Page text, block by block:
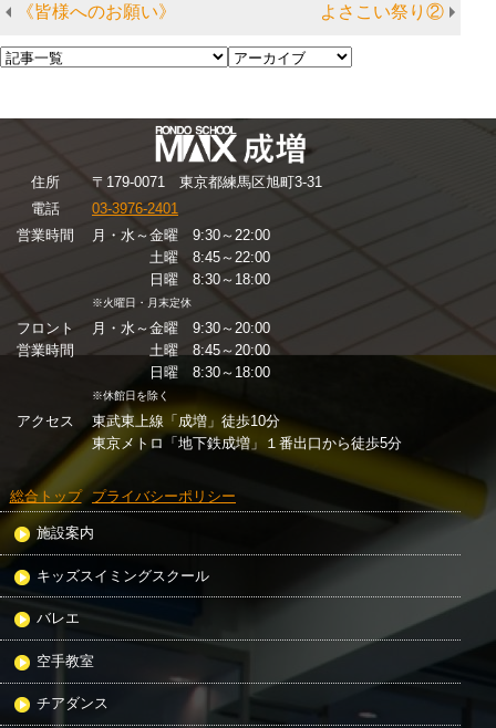
《皆様へのお願い》 よさこい祭り②
住所
〒179-0071 東京都練馬区旭町3-31
電話
03-3976-2401
営業時間
月・水～金曜 9:30～22:00
土曜 8:45～22:00
日曜 8:30～18:00
※火曜日・月末定休
フロント
営業時間
月・水～金曜 9:30～20:00
土曜 8:45～20:00
日曜 8:30～18:00
※休館日を除く
アクセス
東武東上線「成増」徒歩10分
東京メトロ「地下鉄成増」１番出口から徒歩5分
総合トップ プライバシーポリシー
施設案内
キッズスイミングスクール
バレエ
空手教室
チアダンス